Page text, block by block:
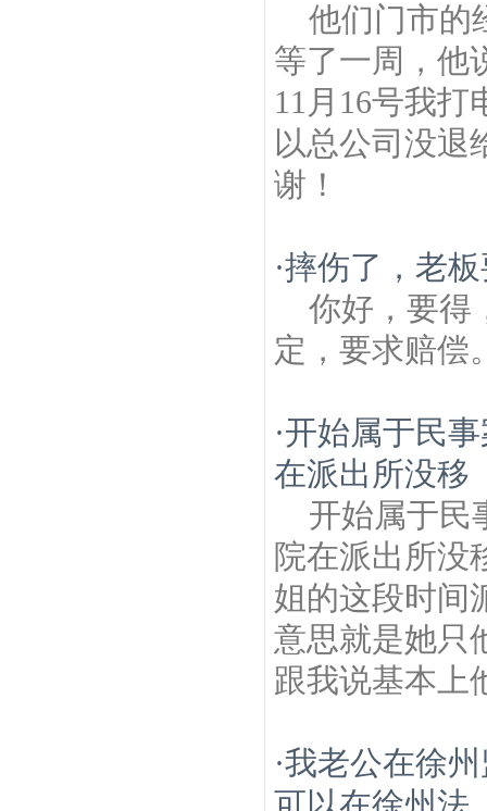
他们门市的
等了一周，他
11月16号我
以总公司没退
谢！
·摔伤了，老
你好，要得
定，要求赔偿
·开始属于民
在派出所没移
开始属于民
院在派出所没
姐的这段时间
意思就是她只
跟我说基本上
·我老公在徐